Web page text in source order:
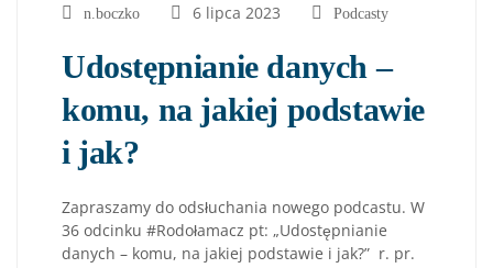
n.boczko 6 lipca 2023 Podcasty
Udostępnianie danych –
komu, na jakiej podstawie
i jak?
Zapraszamy do odsłuchania nowego podcastu. W
36 odcinku #Rodołamacz pt: „Udostępnianie
danych – komu, na jakiej podstawie i jak?” r. pr.